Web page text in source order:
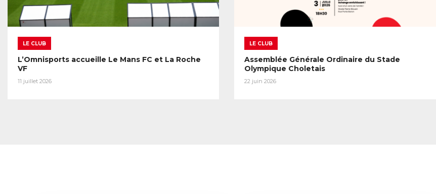
LE CLUB
L’Omnisports accueille Le Mans FC et La Roche
VF
11 juillet 2026
LE CLUB
Assemblée Générale Ordinaire du Stade
Olympique Choletais
22 juin 2026